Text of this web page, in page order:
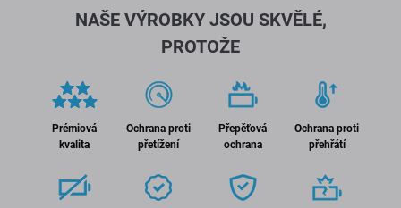
NAŠE VÝROBKY JSOU SKVĚLÉ,
PROTOŽE
Prémiová
kvalita
Ochrana proti
přetížení
Přepěťová
ochrana
Ochrana proti
přehřátí